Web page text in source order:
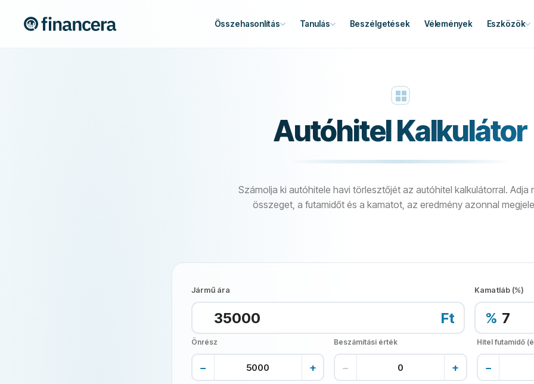
Összehasonlítás Tanulás Beszélgetések Vélemények Eszközök
Autóhitel Kalkulátor
Számolja ki autóhitele havi törlesztőjét az autóhitel kalkulátorral. Adja
összeget, a futamidőt és a kamatot, az eredmény azonnal
Jármű ára
Ft
Kamatláb (%)
%
Önrész
− +
Beszámítási érték
− +
Hitel futamidő
−